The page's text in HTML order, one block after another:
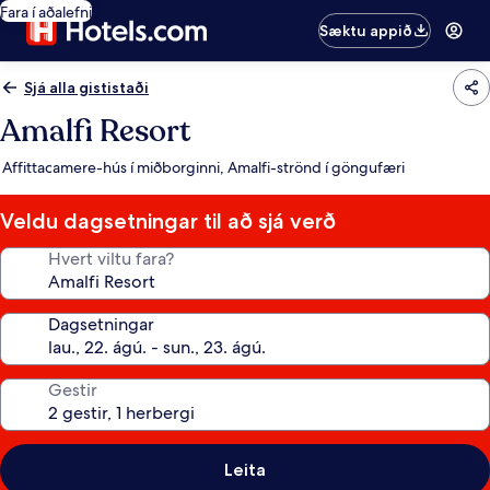
Fara í aðalefni
Sæktu appið
Sjá alla gististaði
Amalfi Resort
Affittacamere-hús í miðborginni, Amalfi-strönd í göngufæri
Veldu dagsetningar til að sjá verð
Hvert viltu fara?
Dagsetningar
Gestir
Leita